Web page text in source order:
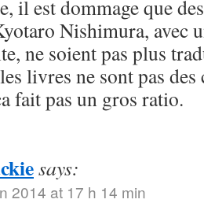
il est dommage que
Nishimura, avec
ne soient pas plus
livres ne sont pas
fait pas un gros ratio.
says:
2014 at 17 h 14 min